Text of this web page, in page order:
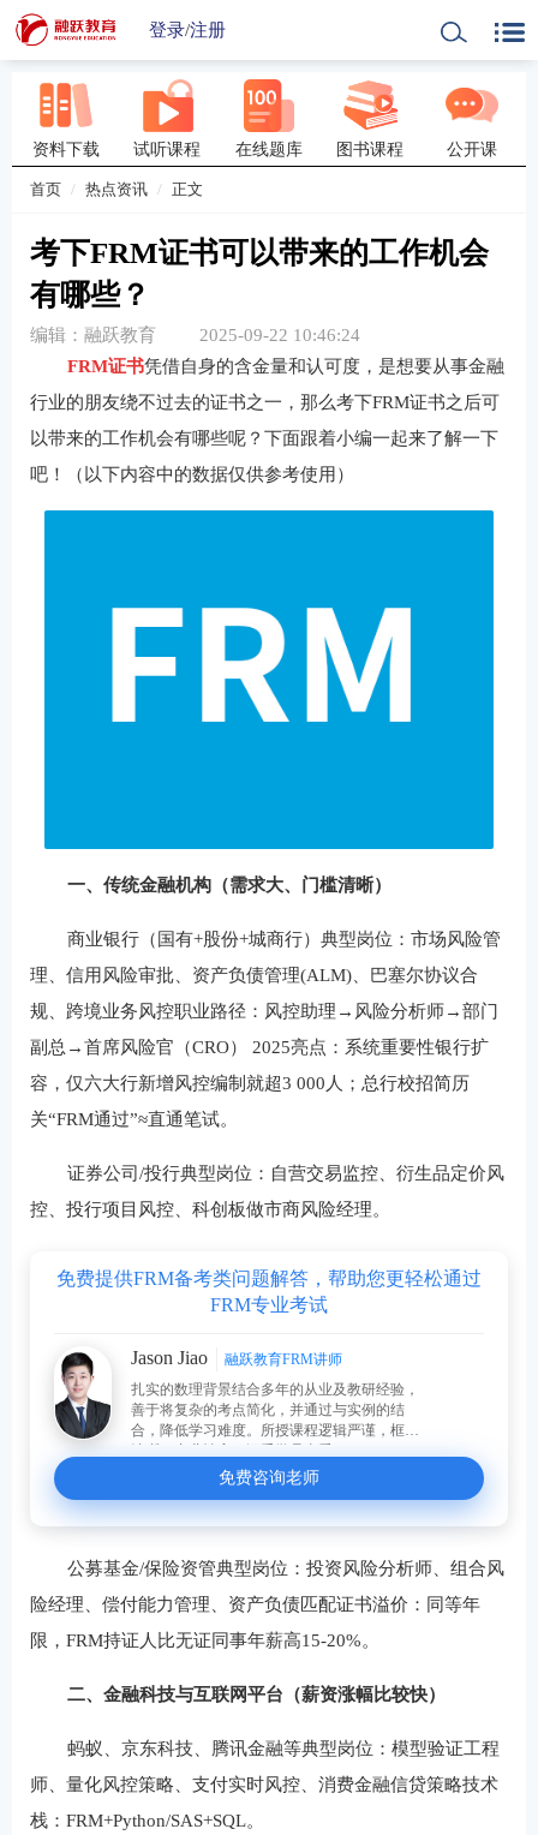
登录/注册
资料下载 试听课程 在线题库 图书课程 公开课
首页 热点资讯 正文
考下FRM证书可以带来的工作机会
有哪些？
编辑：融跃教育
2025-09-22 10:46:24
FRM证书凭借自身的含金量和认可度，是想要从事金融
行业的朋友绕不过去的证书之一，那么考下FRM证书之后可
以带来的工作机会有哪些呢？下面跟着小编一起来了解一下
吧！（以下内容中的数据仅供参考使用）
一、传统金融机构（需求大、门槛清晰）
商业银行（国有+股份+城商行）典型岗位：市场风险管
理、信用风险审批、资产负债管理(ALM)、巴塞尔协议合
规、跨境业务风控职业路径：风控助理→风险分析师→部门
副总→首席风险官（CRO） 2025亮点：系统重要性银行扩
容，仅六大行新增风控编制就超3 000人；总行校招简历
关“FRM通过”≈直通笔试。
证券公司/投行典型岗位：自营交易监控、衍生品定价风
控、投行项目风控、科创板做市商风险经理。
免费提供FRM备考类问题解答，帮助您更轻松通过
FRM专业考试
Jason Jiao
融跃教育FRM讲师
扎实的数理背景结合多年的从业及教研经验，
善于将复杂的考点简化，并通过与实例的结
合，降低学习难度。所授课程逻辑严谨，框架
免费咨询老师
公募基金/保险资管典型岗位：投资风险分析师、组合风
险经理、偿付能力管理、资产负债匹配证书溢价：同等年
限，FRM持证人比无证同事年薪高15-20%。
二、金融科技与互联网平台（薪资涨幅比较快）
蚂蚁、京东科技、腾讯金融等典型岗位：模型验证工程
师、量化风控策略、支付实时风控、消费金融信贷策略技术
栈：FRM+Python/SAS+SQL。